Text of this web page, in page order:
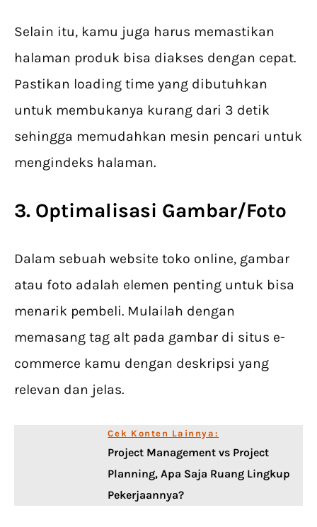
Selain itu, kamu juga harus memastikan
halaman produk bisa diakses dengan cepat.
Pastikan loading time yang dibutuhkan
untuk membukanya kurang dari 3 detik
sehingga memudahkan mesin pencari untuk
mengindeks halaman.
3. Optimalisasi Gambar/Foto
Dalam sebuah website toko online, gambar
atau foto adalah elemen penting untuk bisa
menarik pembeli. Mulailah dengan
memasang tag alt pada gambar di situs e-
commerce kamu dengan deskripsi yang
relevan dan jelas.
Cek Konten Lainnya:
Project Management vs Project
Planning, Apa Saja Ruang Lingkup
Pekerjaannya?